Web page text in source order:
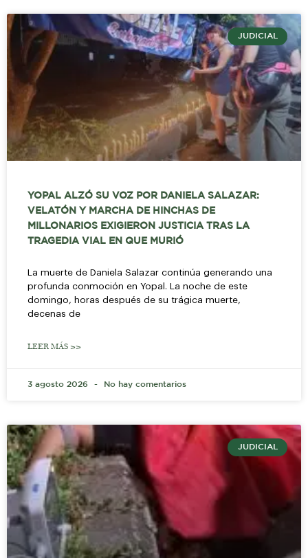
JUDICIAL
YOPAL ALZÓ SU VOZ POR DANIELA SALAZAR:
VELATÓN Y MARCHA DE HINCHAS DE
MILLONARIOS EXIGIERON JUSTICIA TRAS LA
TRAGEDIA VIAL EN QUE MURIÓ
La muerte de Daniela Salazar continúa generando una
profunda conmoción en Yopal. La noche de este
domingo, horas después de su trágica muerte,
decenas de
LEER MÁS >>
3 agosto 2026 No hay comentarios
JUDICIAL